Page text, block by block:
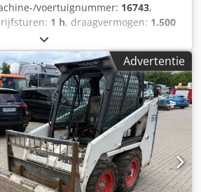
voertuignummer: 16743,
1 h, draagvermogen: 1.500
, vrije hefhoogte:
500 mm, brandstoftype:elektrisch,
2.130 mm,
V, vorklengte:1.200 mm,
8, achterbandmaat:15x4,5-8,
kg, 5069976 Serienummer: FBA11-
Akiokr Accuspecificaties: 48V
Advertentie